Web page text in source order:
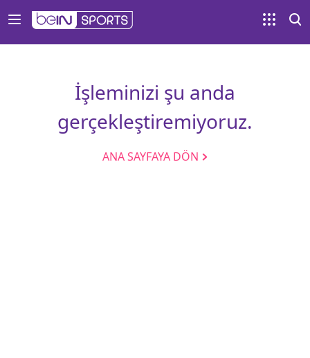
İşleminizi şu anda
gerçekleştiremiyoruz.
ANA SAYFAYA DÖN